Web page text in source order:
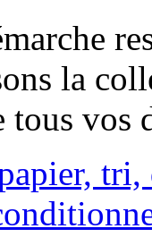
la
tous vos